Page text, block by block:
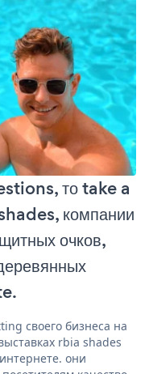
то take a
компании
очков,
своего бизнеса на
rbia shades
они